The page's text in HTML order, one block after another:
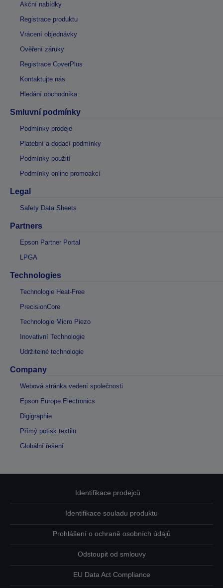
Akční nabídky
Registrace produktu
Vrácení objednávky
Ověření záruky
Registrace CoverPlus
Kontaktujte nás
Hledání obchodníka
Smluvní podmínky
Podmínky prodeje
Platební a dodací podmínky
Podmínky použití
Podmínky online promoakcí
Legal
Safety Data Sheets
Partners
Epson Partner Portal
LPGA
Technologies
Technologie Heat-Free
PrecisionCore
Technologie Micro Piezo
Inovativní Technologie
Udržitelné technologie
Company
Webová stránka vedení společnosti
Epson Europe Electronics
Digigraphie
Přímý potisk textilu
Globální řešení
Identifikace prodejců
Identifikace souladu produktu
Prohlášení o ochraně osobních údajů
Odstoupit od smlouvy
EU Data Act Compliance